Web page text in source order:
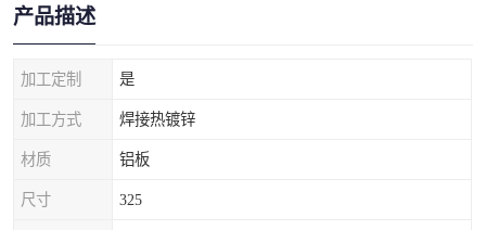
产品描述
加工定制 是
加工方式 焊接热镀锌
材质 铝板
尺寸 325